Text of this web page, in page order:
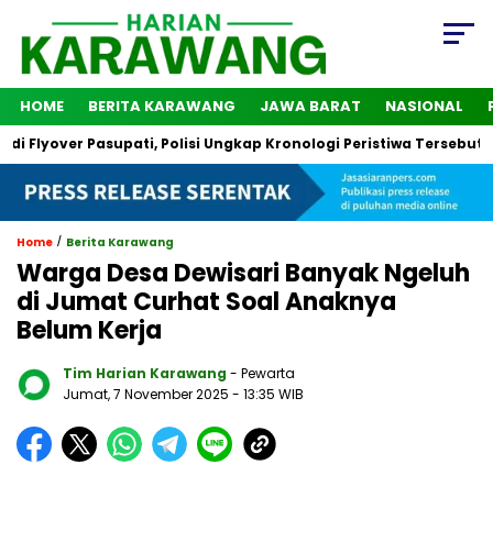
HOME BERITA KARAWANG JAWA BARAT NASIONAL
Pasupati, Polisi Ungkap Kronologi Peristiwa Tersebut 2
Home / Berita Karawang
Warga Desa Dewisari Banyak Ngeluh
di Jumat Curhat Soal Anaknya
Belum Kerja
Tim Harian Karawang - Pewarta
Jumat, 7 November 2025 - 13:35 WIB